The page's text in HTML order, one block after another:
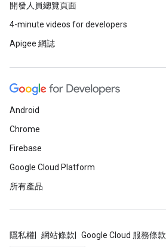
開發人員總覽頁面
4-minute videos for developers
Apigee 網誌
Android
Chrome
Firebase
Google Cloud Platform
所有產品
隱私權 網站條款 Google Cloud 服務條款